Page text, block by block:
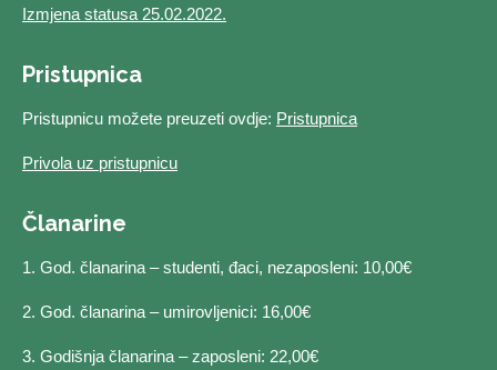
Izmjena statusa 25.02.2022.
Pristupnica
Pristupnicu možete preuzeti ovdje: Pristupnica
Privola uz pristupnicu
Članarine
1. God. članarina – studenti, đaci, nezaposleni: 10,00€
2. God. članarina – umirovljenici: 16,00€
3. Godišnja članarina – zaposleni: 22,00€